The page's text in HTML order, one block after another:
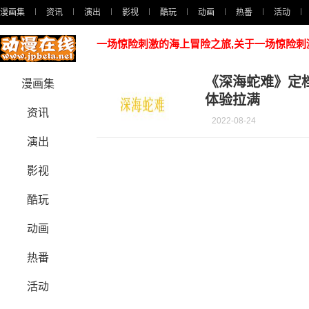
漫画集 资讯 演出 影视 酷玩 动画 热番 活动
漫画集
资讯
演出
影视
酷玩
动画
热番
活动
一场惊险刺激的海上冒险之旅,关于一场惊险
《深海蛇难》
体验拉满
2022-08-24